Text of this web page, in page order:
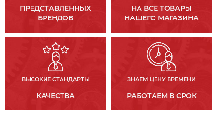
ПРЕДСТАВЛЕННЫХ
БРЕНДОВ
НА ВСЕ ТОВАРЫ
НАШЕГО МАГАЗИНА
ВЫСОКИЕ СТАНДАРТЫ
КАЧЕСТВА
ЗНАЕМ ЦЕНУ ВРЕМЕНИ
РАБОТАЕМ В СРОК